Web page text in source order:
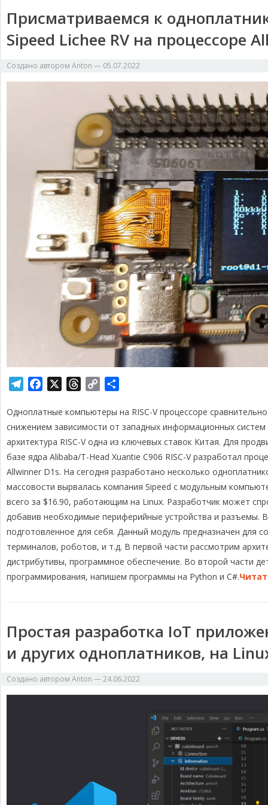
Присматриваемся к
Sipeed Lichee RV на процессоре
Создано автором Anton — 05.07.2022
l
e
g
r
a
m
c
e
b
o
o
k
r
e
a
d
s
p
y
L
i
n
k
п
р
а
в
и
т
ь
Одноплатные компьютеры на RISC-V процессоре
снижением зависимости от западных информационных
архитектура RISC-V одна из ключевых ставок Китая. Для
базе ядра Alibaba/T-Head Xuantie C906 RISC-V разработал
Allwinner D1s. На сегодня разработано несколько
массовости вырвалась компания Sipeed с модульным
всего за $16.90, работающим на Linux. Разработчик может
добавив необходимые периферийные устройства и разъемы.
подготовленное для себя. Данный модуль предназначен для
терминалов, роботов, и т.д. В первой части рассмотрим
дистрибутивы, программное обеспечение. Во второй части
программирования, напишем программы на Python и C#.
Простая разработка IoT
и других одноплатников, на
Создано автором Anton —24.06.2022